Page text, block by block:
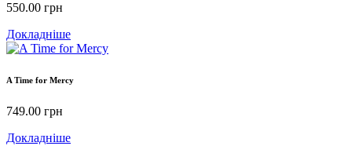
550.00 грн
Докладніше
A Time for Mercy
749.00 грн
Докладніше